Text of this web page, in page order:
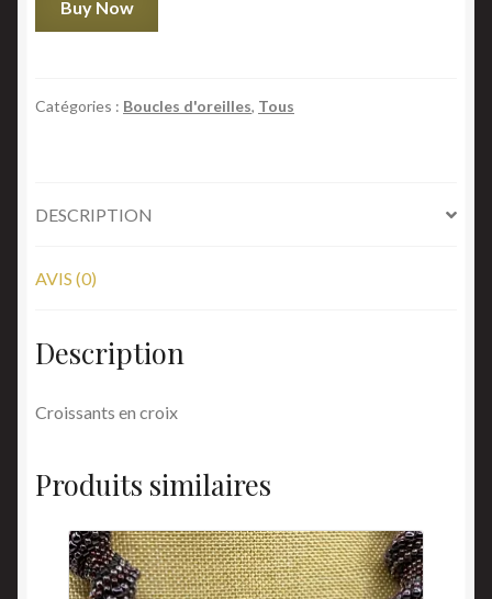
croix
Buy Now
Catégories : Boucles d'oreilles, Tous
DESCRIPTION
AVIS (0)
Description
Croissants en croix
Produits similaires